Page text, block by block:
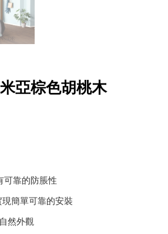
亞棕色胡桃木
可靠的防脹性
簡單可靠的安裝
然外觀